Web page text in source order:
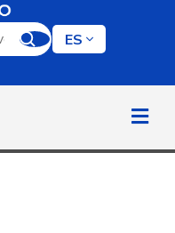
palabra clave
ES